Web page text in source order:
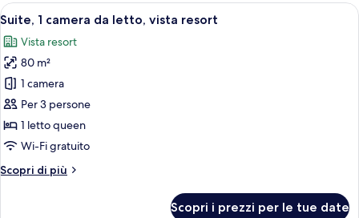
letti
Apri
tutte
le
foto
per
Suite,
1
camera
letto,
Una camera d'albergo con una
6
Suite, 1 camera da letto, vista resort
Vista resort
80 m²
1 camera
Per 3 persone
1 letto queen
Wi-Fi gratuito
Scopri di più
Altri
Scopri i prezzi per le tue date